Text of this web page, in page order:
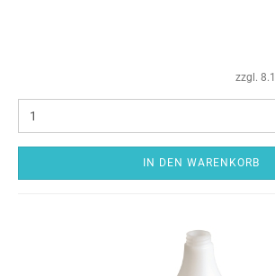
zzgl.
IN DEN WARENKORB